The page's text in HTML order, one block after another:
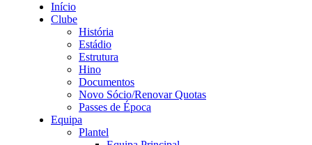
Início
Clube
História
Estádio
Estrutura
Hino
Documentos
Novo Sócio/Renovar Quotas
Passes de Época
Equipa
Plantel